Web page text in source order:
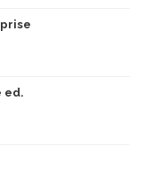
ed.